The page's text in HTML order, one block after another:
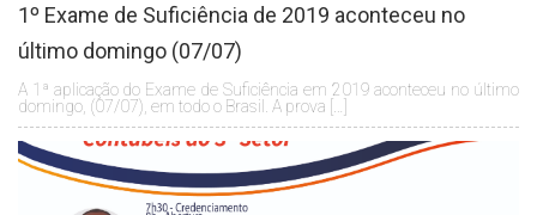
1º Exame de Suficiência de 2019 aconteceu no
último domingo (07/07)
A 1ª aplicação do Exame de Suficiência em 2019 aconteceu no último
domingo, (07/07), em todo o Brasil. A prova […]